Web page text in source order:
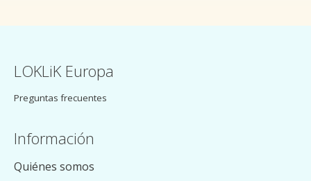
LOKLiK Europa
Preguntas frecuentes
Información
Quiénes somos